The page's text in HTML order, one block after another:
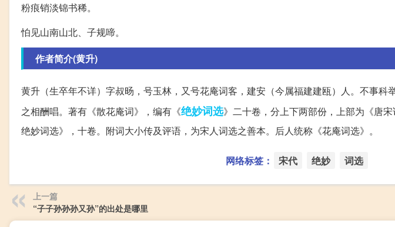
粉痕销淡锦书稀。
怕见山南山北、子规啼。
作者简介(黄升)
黄升（生卒年不详）字叔旸，号玉林，又号花庵词客，建安（今属福建建瓯）人。不事科
之相酬唱。著有《散花庵词》，编有《绝妙词选》二十卷，分上下两部份，上部为《唐
绝妙词选》，十卷。附词大小传及评语，为宋人词选之善本。后人统称《花庵词选》。
网络标签： 宋代 绝妙 词选
上一篇
“子子孙孙孙又孙”的出处是哪里